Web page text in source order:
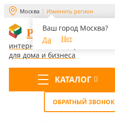
Москва Изменить регион
Ваш город Москва?
Да
Нет
PACK-STORE
интернет-магазин упаковки
для дома и бизнеса
КАТАЛОГ
ОБРАТНЫЙ ЗВОНОК